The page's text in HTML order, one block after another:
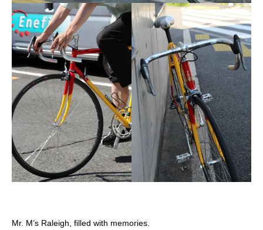
Mr. M’s Raleigh, filled with memories.